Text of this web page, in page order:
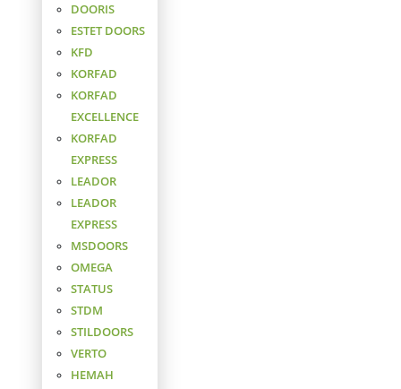
DOORIS
ESTET DOORS
KFD
KORFAD
KORFAD
EXCELLENCE
KORFAD
EXPRESS
LEADOR
LEADOR
EXPRESS
MSDOORS
OMEGA
STATUS
STDM
STILDOORS
VERTO
НЕМАН